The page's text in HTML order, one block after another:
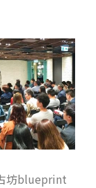
坊blueprint